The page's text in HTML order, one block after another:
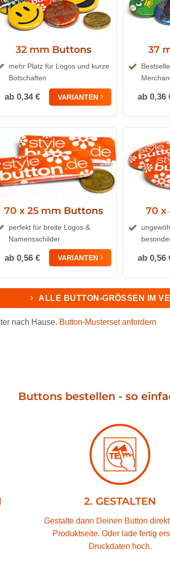
32 mm Buttons
mehr Platz für Logos und kurze
Botschaften
ab 0,34 € VARIANTEN
37
ab 0,36
70 x 25 mm Buttons
perfekt für breite Logos &
Namensschilder
ab 0,56 € VARIANTEN
70 x
ab 0,56
ALLE BUTTON-GRÖSSEN IM
nach Hause. Button-Musterset anfordern
Buttons bestellen - so
2. GESTALTEN
Gestalte dann Deinen Button
Produktseite. Oder lade fertig
Druckdaten hoch.